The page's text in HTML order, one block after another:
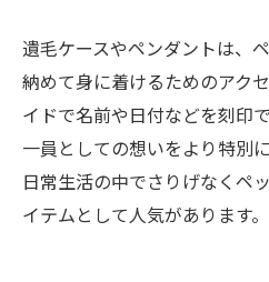
遺毛ケースやペンダントは、
納めて身に着けるためのアク
イドで名前や日付などを刻印
一員としての想いをより特別
日常生活の中でさりげなくペ
イテムとして人気があります。